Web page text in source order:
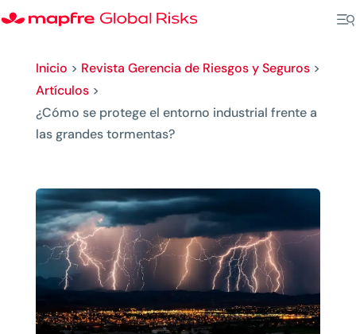
Inicio > Revista Gerencia de Riesgos y Seguros>
Artículos>
¿Cómo se protege el entorno industrial frente a
las grandes tormentas?